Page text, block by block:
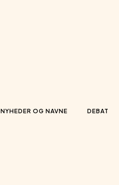
NYHEDER OG NAVNE DEBAT